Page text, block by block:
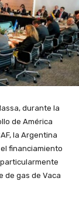
durante la
de América
la Argentina
financiamiento
de gas de Vaca